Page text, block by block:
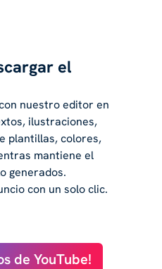
el
nuestro editor en
ilustraciones,
plantillas, colores,
mantiene el
generados.
con un solo clic.
de YouTube!